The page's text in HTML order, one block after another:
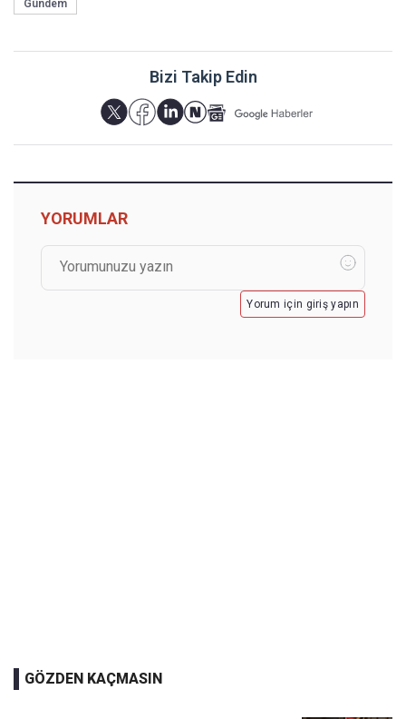
Gündem
Bizi Takip Edin
YORUMLAR
Yorum için giriş yapın
GÖZDEN KAÇMASIN